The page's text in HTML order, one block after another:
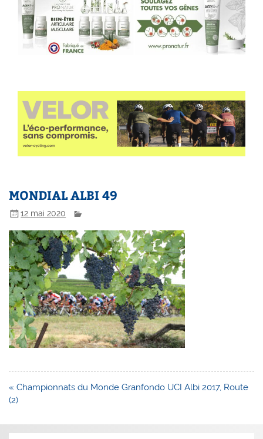
MONDIAL ALBI 49
12 mai 2020
Navigation
de
« Championnats du Monde Granfondo UCI Albi 2017, Route
(2)